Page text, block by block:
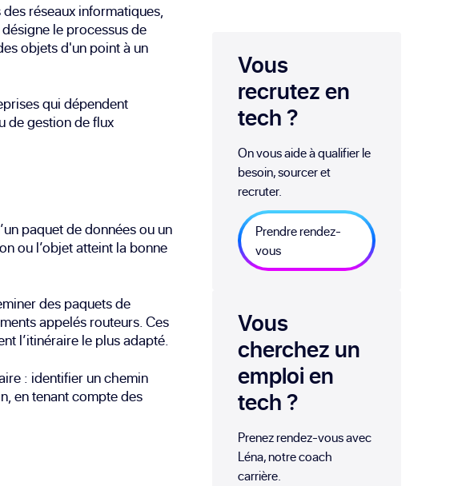
réseaux informatiques,
le processus de
objets d'un point à un
qui dépendent
de gestion de flux
paquet de données ou un
ou l’objet atteint la bonne
des paquets de
appelés routeurs. Ces
l’itinéraire le plus adapté.
: identifier un chemin
en tenant compte des
Vous
recrutez en
tech?
On vous aide à qualifier le
besoin, sourcer et
recruter.
Prendre rendez-
vous
Vous
cherchez un
emploien
tech?
Prenez rendez-vous avec
Léna, notre coach
carrière.